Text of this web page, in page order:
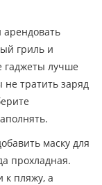
арендовать
гриль и
гаджеты лучше
тратить заряд
маску для
прохладная.
к пляжу, а